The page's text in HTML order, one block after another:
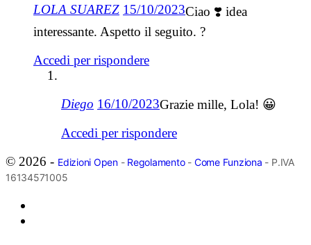
LOLA SUAREZ 15/10/2023Ciao ❣️ idea
interessante. Aspetto il seguito. ?
Accedi per rispondere
Diego 16/10/2023Grazie mille, Lola! 😀
Accedi per rispondere
© 2026 - Edizioni Open- Regolamento- Come Funziona - P.IVA
16134571005